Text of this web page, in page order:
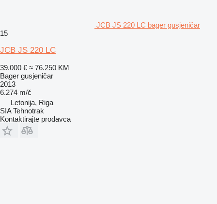
JCB JS 220 LC bager gusjeničar
15
JCB JS 220 LC
39.000 € ≈ 76.250 KM
Bager gusjeničar
2013
6.274 m/č
Letonija, Riga
SIA Tehnotrak
Kontaktirajte prodavca